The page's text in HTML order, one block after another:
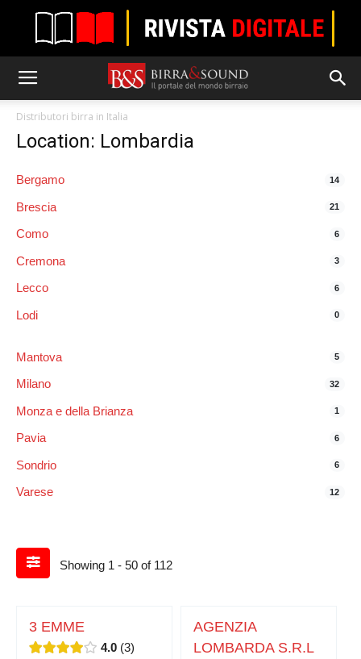
Distributori birra in Italia
Location: Lombardia
Bergamo 14
Brescia 21
Como 6
Cremona 3
Lecco 6
Lodi 0
Mantova 5
Milano 32
Monza e della Brianza 1
Pavia 6
Sondrio 6
Varese 12
Showing 1 - 50 of 112
3 EMME
4.0 3
AGENZIA
LOMBARDA S.R.L